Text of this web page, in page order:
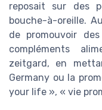
reposait sur des
bouche-à-oreille.
de promouvoir
compléments
zeitgard, en
Germany ou la
your life », « vie